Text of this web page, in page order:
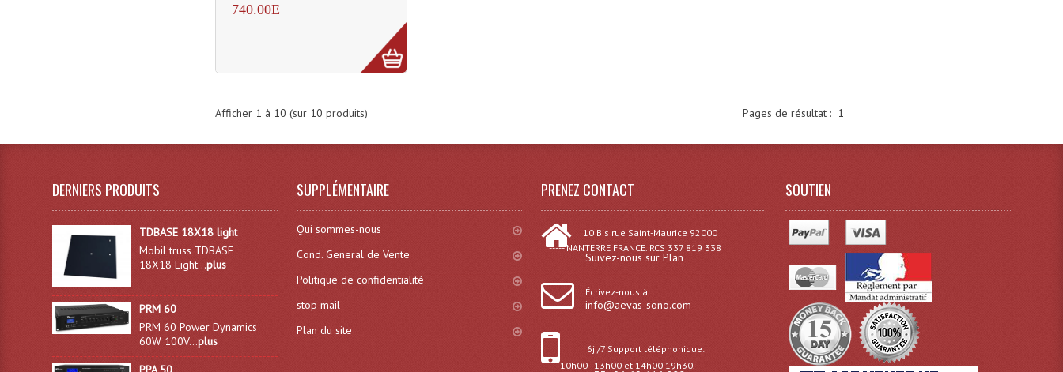
740.00E
Pages de résultat : 1
Afficher 1 à 10 (sur 10 produits)
DERNIERS PRODUITS
TDBASE 18X18 light
Mobil truss TDBASE
18X18 Light...plus
PRM 60
PRM 60 Power Dynamics
60W 100V...plus
SUPPLÉMENTAIRE
Qui sommes-nous
Cond. General de Vente
Politique de confidentialité
stop mail
Plan du site
PRENEZ CONTACT
10 Bis rue Saint-Maurice 92000
----- NANTERRE FRANCE. RCS 337 819 338
Suivez-nous sur Plan
Écrivez-nous à:
info@aevas-sono.com
6j /7 Support téléphonique:
--- 10h00 - 13h00 et 14h00 19h30.
SOUTIEN